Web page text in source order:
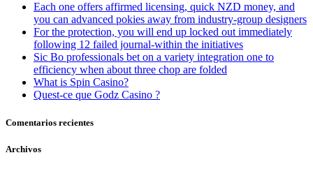
Each one offers affirmed licensing, quick NZD money, and
you can advanced pokies away from industry-group designers
For the protection, you will end up locked out immediately
following 12 failed journal-within the initiatives
Sic Bo professionals bet on a variety integration one to
efficiency when about three chop are folded
What is Spin Casino?
Quest-ce que Godz Casino ?
Comentarios recientes
Archivos